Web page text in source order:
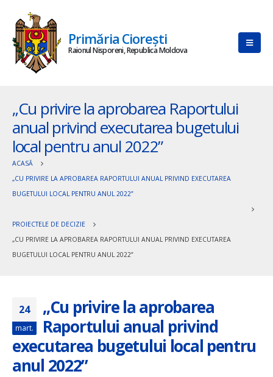
Primăria Ciorești
Raionul Nisporeni, Republica Moldova
„Cu privire la aprobarea Raportului
anual privind executarea bugetului
local pentru anul 2022”
ACASĂ
„CU PRIVIRE LA APROBAREA RAPORTULUI ANUAL PRIVIND EXECUTAREA
BUGETULUI LOCAL PENTRU ANUL 2022”
PROIECTELE DE DECIZIE
„CU PRIVIRE LA APROBAREA RAPORTULUI ANUAL PRIVIND EXECUTAREA
BUGETULUI LOCAL PENTRU ANUL 2022”
24
mart.
„Cu privire la aprobarea
Raportului anual privind
executarea bugetului local pentru
anul 2022”